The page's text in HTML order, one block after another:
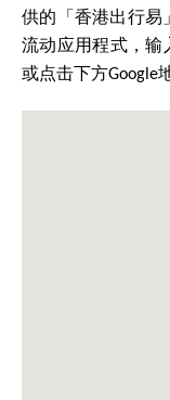
供的「香港出行易
流动应用程式，输
或点击下方Google